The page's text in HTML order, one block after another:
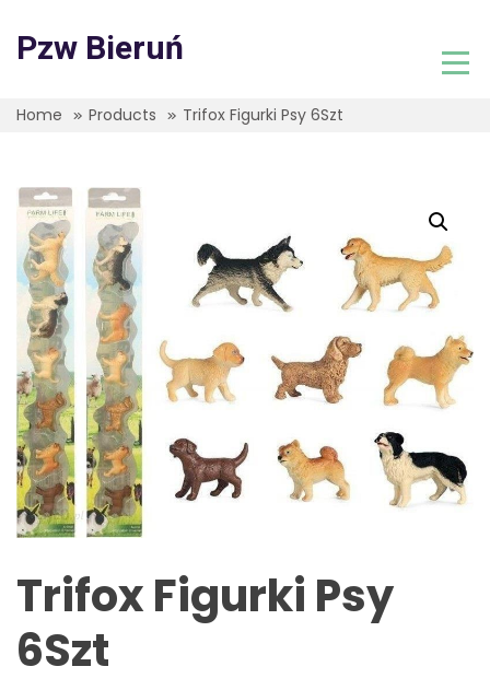
content
Pzw Bieruń
Home Products Trifox Figurki Psy 6Szt
Trifox Figurki Psy
6Szt